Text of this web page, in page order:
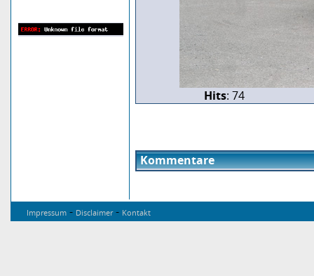
Hits: 74
Kommentare
Impressum - Disclaimer- Kontakt